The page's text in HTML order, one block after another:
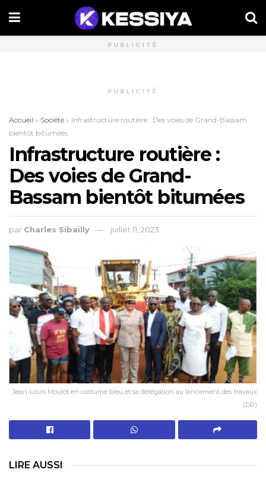
PUBLICITÉ
PUBLICITÉ
Accueil » Société » Infrastructure routière : Des voies de Grand-Bassam
bientôt bitumées
Infrastructure routière :
Des voies de Grand-
Bassam bientôt bitumées
par Charles Sibailly juillet 11, 2023
Jean-Louis Moulot en costume bleu et sa délégation au lancement des travaux
(DR)
LIRE AUSSI